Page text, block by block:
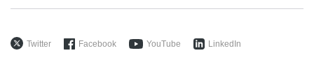
Twitter Facebook YouTube LinkedIn